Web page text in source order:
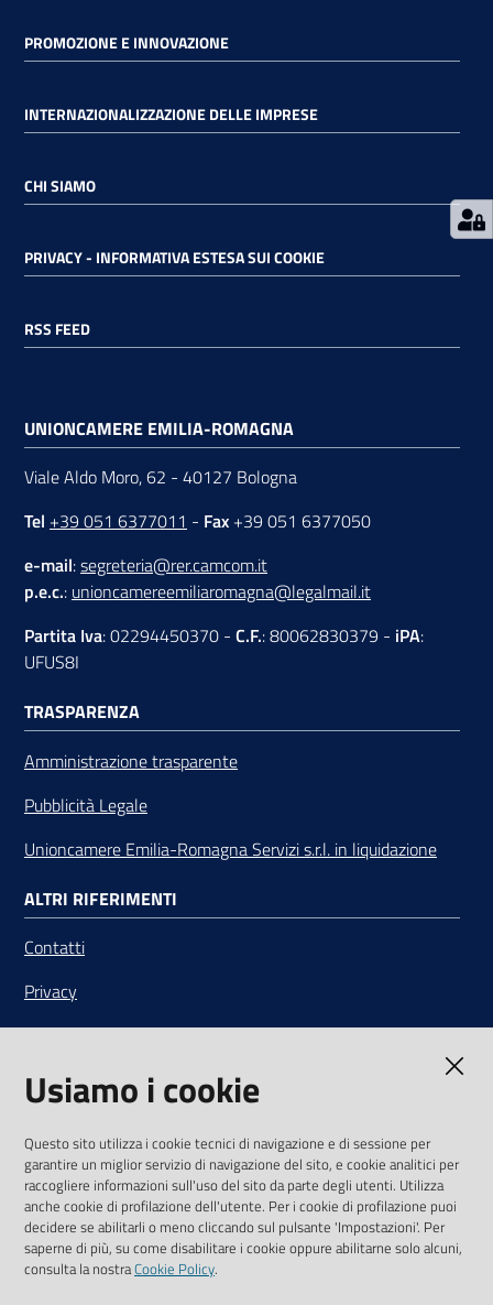
PROMOZIONE E INNOVAZIONE
INTERNAZIONALIZZAZIONE DELLE IMPRESE
CHI SIAMO
PRIVACY - INFORMATIVA ESTESA SUI COOKIE
RSS FEED
UNIONCAMERE EMILIA-ROMAGNA
Viale Aldo Moro, 62 - 40127 Bologna
Tel +39 051 6377011 - Fax +39 051 6377050
e-mail:segreteria@rer.camcom.it
p.e.c.: unioncamereemiliaromagna@legalmail.it
Partita Iva: 02294450370 - C.F.: 80062830379 - iPA:
UFUS8I
TRASPARENZA
Amministrazione trasparente
Pubblicità Legale
Unioncamere Emilia-Romagna Servizi s.r.l. in liquidazione
ALTRI RIFERIMENTI
Contatti
Privacy
Note legali
Media Policy
SEGUICI SU
YoutubeTwitterLinkedinFacebookInstagram
Usiamo i cookie
Questo sito utilizza i cookie tecnici di navigazione e di sessione per
garantire un miglior servizio di navigazione del sito, e cookie analitici per
raccogliere informazioni sull'uso del sito da parte degli utenti. Utilizza
anche cookie di profilazione dell'utente. Per i cookie di profilazione puoi
decidere se abilitarli o meno cliccando sul pulsante 'Impostazioni'. Per
saperne di più, su come disabilitare i cookie oppure abilitarne solo alcuni,
consulta la nostraCookie Policy.